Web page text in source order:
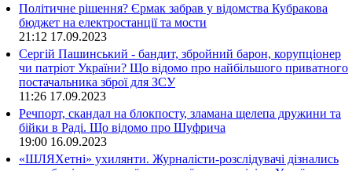
Політичне рішення? Єрмак забрав у відомства Кубракова
бюджет на електростанції та мости
21:12 17.09.2023
Сергій Пашинський - бандит, збройний барон, корупціонер
чи патріот України? Що відомо про найбільшого приватного
постачальника зброї для ЗСУ
11:26 17.09.2023
Речпорт, скандал на блокпосту, зламана щелепа дружини та
бійки в Раді. Що відомо про Шуфрича
19:00 16.09.2023
«ШЛЯХетні» ухилянти. Журналісти-розслідувачі дізнались